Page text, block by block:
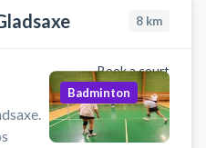
8 km
Book a court
Badminton